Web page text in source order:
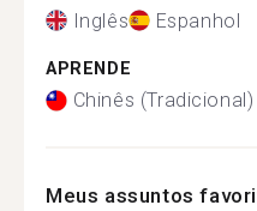
Inglês Espanhol
APRENDE
Chinês (Tradicional)
Meus assuntos